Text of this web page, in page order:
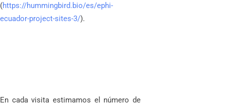
(https://hummingbird.bio/es/ephi-
ecuador-project-sites-3/).
En cada visita estimamos el número de